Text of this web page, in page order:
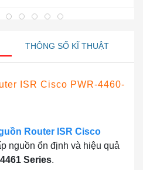
THÔNG SỐ KĨ THUẬT
ISR Cisco PWR-4460-
Router ISR Cisco
nguồn ổn định và hiệu quả
Series.